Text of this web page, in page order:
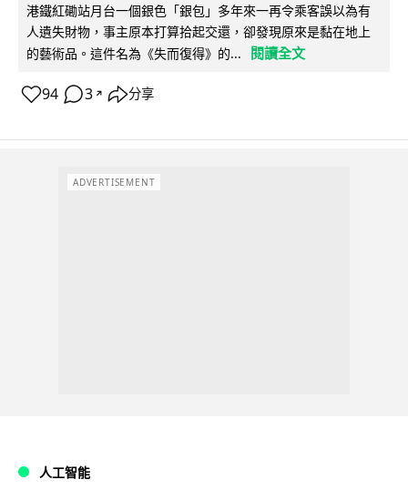
港鐵紅磡站月台一個銀色「銀包」多年來一再令乘客誤以為有
人遺失財物，事主原本打算拾起交還，卻發現原來是黏在地上
的藝術品。這件名為《失而復得》的...
閱讀全文
94 3 ↗ 分享
ADVERTISEMENT
人工智能